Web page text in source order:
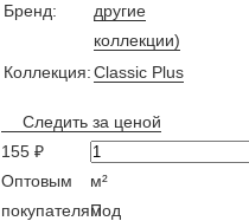
Бренд:
другие
коллекции)
Коллекция:Classic Plus
Следить за ценой
155 ₽
Оптовым
покупателям
м²
Под